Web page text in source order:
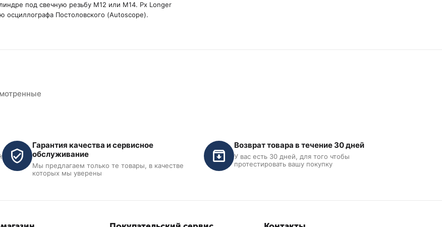
под свечную резьбу M12 или М14. Px Longer
Постоловского (Autoscope).
Гарантия качества и сервисное
обслуживание
Мы предлагаем только те товары, в качестве
которых мы уверены
Возврат товара в течение 30 дней
У вас есть 30 дней, для того чтобы
протестировать вашу покупку